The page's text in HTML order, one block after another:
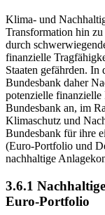
Klima- und
Transformation hin
durch
finanzielle
Staaten gefährden. In
Bundesbank daher
potenzielle finanzielle
Bundesbank an, im
Klimaschutz und
Bundesbank für ihre
(Euro-Portfolio und
nachhaltige
3.6.1
Euro‑Portfolio